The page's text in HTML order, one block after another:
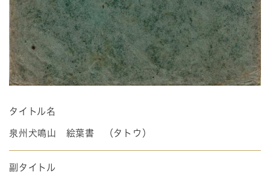
タイトル名
泉州犬鳴山 絵葉書 （タトウ）
副タイトル